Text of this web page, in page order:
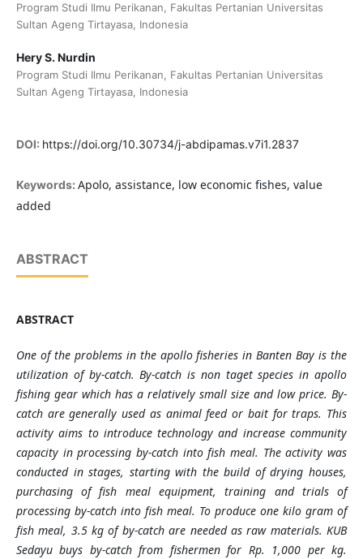
Program Studi Ilmu Perikanan, Fakultas Pertanian Universitas
Sultan Ageng Tirtayasa, Indonesia
Hery S. Nurdin
Program Studi Ilmu Perikanan, Fakultas Pertanian Universitas
Sultan Ageng Tirtayasa, Indonesia
DOI: https://doi.org/10.30734/j-abdipamas.v7i1.2837
Keywords: Apolo, assistance, low economic fishes, value
added
ABSTRACT
ABSTRACT
One of the problems in the apollo fisheries in Banten Bay is the
utilization of by-catch. By-catch is non taget species in apollo
fishing gear which has a relatively small size and low price. By-
catch are generally used as animal feed or bait for traps. This
activity aims to introduce technology and increase community
capacity in processing by-catch into fish meal. The activity was
conducted in stages, starting with the build of drying houses,
purchasing of fish meal equipment, training and trials of
processing by-catch into fish meal. To produce one kilo gram of
fish meal, 3.5 kg of by-catch are needed as raw materials. KUB
Sedayu buys by-catch from fishermen for Rp. 1,000 per kg.